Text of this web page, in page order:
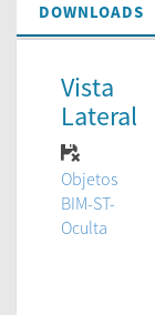
DOWNLOADS
Vista
Lateral
Objetos
BIM-ST-
Oculta